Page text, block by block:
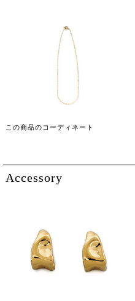
この商品のコーディネート
Accessory